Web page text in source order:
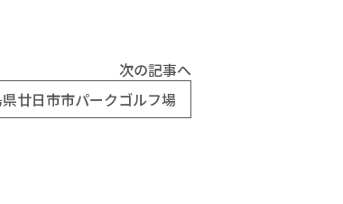
次の記事へ
廿日市市パークゴルフ場